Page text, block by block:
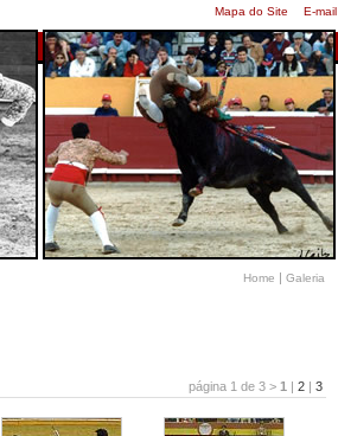
Mapa do Site E-mail
Home | Galeria
página 1 de 3 > 1 | 2 | 3